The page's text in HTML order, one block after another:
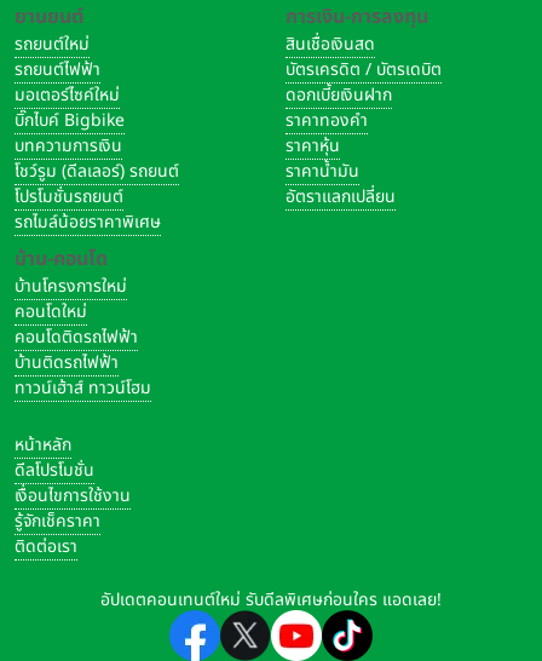
ยานยนต์
รถยนต์ใหม่
รถยนต์ไฟฟ้า
มอเตอร์ไซค์ใหม่
บิ๊กไบค์ Bigbike
บทความการเงิน
โชว์รูม (ดีลเลอร์) รถยนต์
โปรโมชั่นรถยนต์
รถไมล์น้อยราคาพิเศษ
บ้าน-คอนโด
บ้านโครงการใหม่
คอนโดใหม่
คอนโดติดรถไฟฟ้า
บ้านติดรถไฟฟ้า
ทาวน์เฮ้าส์ ทาวน์โฮม
การเงิน-การลงทุน
สินเชื่อเงินสด
บัตรเครดิต / บัตรเดบิต
ดอกเบี้ยเงินฝาก
ราคาทองคำ
ราคาหุ้น
ราคาน้ำมัน
อัตราแลกเปลี่ยน
หน้าหลัก
ดีลโปรโมชั่น
เงื่อนไขการใช้งาน
รู้จักเช็คราคา
ติดต่อเรา
อัปเดตคอนเทนต์ใหม่ รับดีลพิเศษก่อนใคร แอดเลย!